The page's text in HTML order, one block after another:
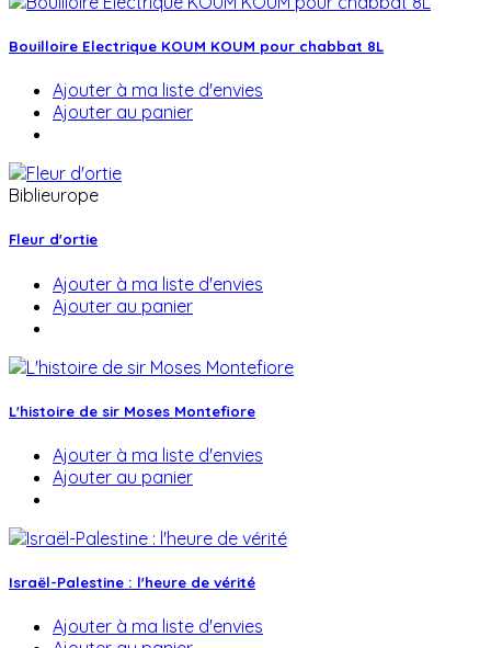
Bouilloire Electrique KOUM KOUM pour chabbat 8L
Ajouter à ma liste d'envies
Ajouter au panier
Biblieurope
Fleur d'ortie
Ajouter à ma liste d'envies
Ajouter au panier
L'histoire de sir Moses Montefiore
Ajouter à ma liste d'envies
Ajouter au panier
Israël-Palestine : l'heure de vérité
Ajouter à ma liste d'envies